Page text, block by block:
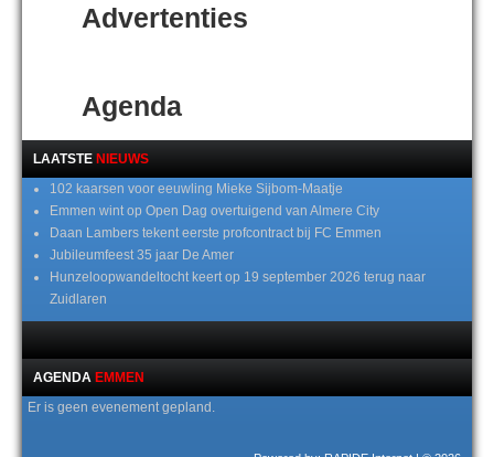
Advertenties
Agenda
LAATSTE NIEUWS
102 kaarsen voor eeuwling Mieke Sijbom-Maatje
Emmen wint op Open Dag overtuigend van Almere City
Daan Lambers tekent eerste profcontract bij FC Emmen
Jubileumfeest 35 jaar De Amer
Hunzeloopwandeltocht keert op 19 september 2026 terug naar
Zuidlaren
AGENDA EMMEN
Er is geen evenement gepland.